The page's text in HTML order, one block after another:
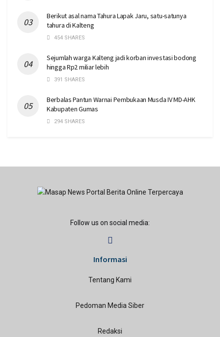
Berikut asal nama Tahura Lapak Jaru, satu-satunya
tahura di Kalteng
454 SHARES
Sejumlah warga Kalteng jadi korban investasi bodong
hingga Rp2 miliar lebih
391 SHARES
Berbalas Pantun Warnai Pembukaan Musda IV MD-AHK
Kabupaten Gumas
294 SHARES
Follow us on social media:
Informasi
Tentang Kami
Pedoman Media Siber
Redaksi